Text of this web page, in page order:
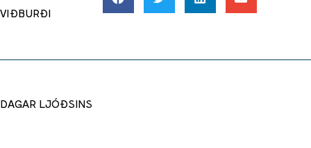
VIÐBURÐI
DAGAR LJÓÐSINS